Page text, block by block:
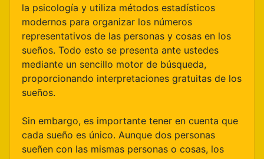
la psicología y utiliza métodos estadísticos
modernos para organizar los números
representativos de las personas y cosas en los
sueños. Todo esto se presenta ante ustedes
mediante un sencillo motor de búsqueda,
proporcionando interpretaciones gratuitas de los
sueños.
Sin embargo, es importante tener en cuenta que
cada sueño es único. Aunque dos personas
sueñen con las mismas personas o cosas, los